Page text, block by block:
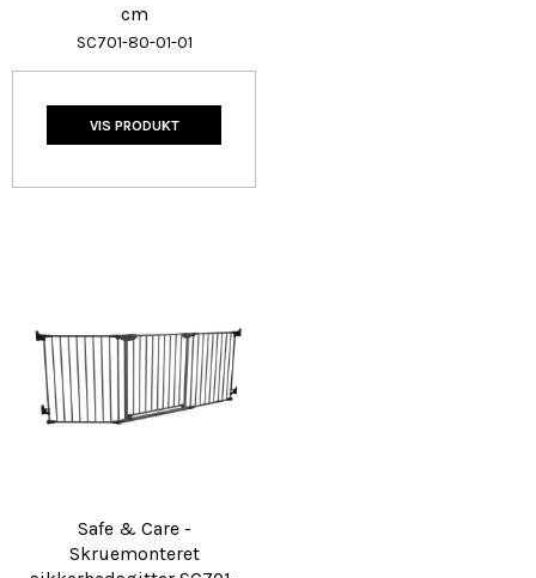
cm
SC701-80-01-01
VIS PRODUKT
Safe & Care -
Skruemonteret